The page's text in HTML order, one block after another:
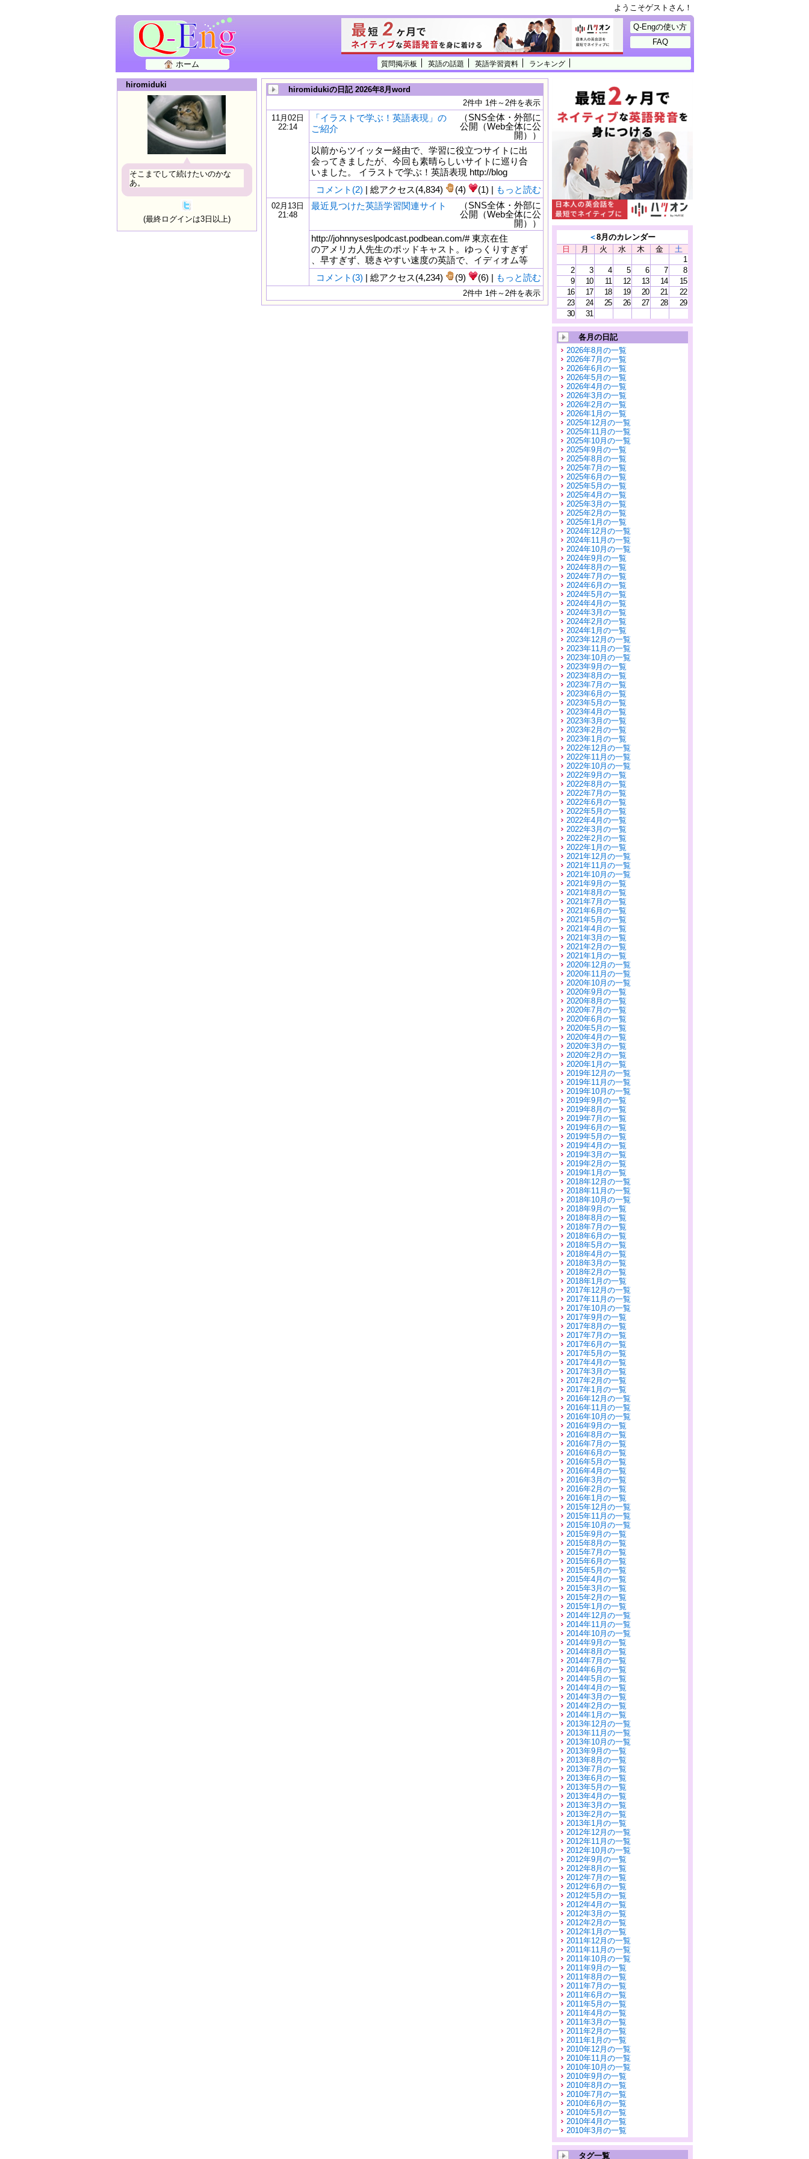
ようこそゲストさん！
質問掲示板 英語の話題 英語学習資料 ランキング
ホーム
Q-Engの使い方
FAQ
hiromiduki
そこまでして続けたいのかな
あ。
(最終ログインは3日以上)
hiromidukiの日記 2026年8月word
2件中 1件～2件を表示
11月02日
22:14
「イラストで学ぶ！英語表現」の
ご紹介
（SNS全体・外部に
公開（Web全体に公
開））
以前からツイッター経由で、学習に役立つサイトに出
会ってきましたが、今回も素晴らしいサイトに巡り合
いました。 イラストで学ぶ！英語表現 http://blog
コメント(2) | 総アクセス(4,834) (4) (1) | もっと読む
02月13日
21:48
最近見つけた英語学習関連サイト
（SNS全体・外部に
公開（Web全体に公
開））
http://johnnyseslpodcast.podbean.com/# 東京在住
のアメリカ人先生のポッドキャスト。ゆっくりすぎず
、早すぎず、聴きやすい速度の英語で、イディオム等
コメント(3) | 総アクセス(4,234) (9) (6) | もっと読む
2件中 1件～2件を表示
＜8月のカレンダー
日
月 火 水 木 金
土
1
2
3 4 5 6 7
8
9
10 11 12 13 14
15
16
17 18 19 20 21
22
23
24 25 26 27 28
29
30
31
各月の日記
2026年8月の一覧
2026年7月の一覧
2026年6月の一覧
2026年5月の一覧
2026年4月の一覧
2026年3月の一覧
2026年2月の一覧
2026年1月の一覧
2025年12月の一覧
2025年11月の一覧
2025年10月の一覧
2025年9月の一覧
2025年8月の一覧
2025年7月の一覧
2025年6月の一覧
2025年5月の一覧
2025年4月の一覧
2025年3月の一覧
2025年2月の一覧
2025年1月の一覧
2024年12月の一覧
2024年11月の一覧
2024年10月の一覧
2024年9月の一覧
2024年8月の一覧
2024年7月の一覧
2024年6月の一覧
2024年5月の一覧
2024年4月の一覧
2024年3月の一覧
2024年2月の一覧
2024年1月の一覧
2023年12月の一覧
2023年11月の一覧
2023年10月の一覧
2023年9月の一覧
2023年8月の一覧
2023年7月の一覧
2023年6月の一覧
2023年5月の一覧
2023年4月の一覧
2023年3月の一覧
2023年2月の一覧
2023年1月の一覧
2022年12月の一覧
2022年11月の一覧
2022年10月の一覧
2022年9月の一覧
2022年8月の一覧
2022年7月の一覧
2022年6月の一覧
2022年5月の一覧
2022年4月の一覧
2022年3月の一覧
2022年2月の一覧
2022年1月の一覧
2021年12月の一覧
2021年11月の一覧
2021年10月の一覧
2021年9月の一覧
2021年8月の一覧
2021年7月の一覧
2021年6月の一覧
2021年5月の一覧
2021年4月の一覧
2021年3月の一覧
2021年2月の一覧
2021年1月の一覧
2020年12月の一覧
2020年11月の一覧
2020年10月の一覧
2020年9月の一覧
2020年8月の一覧
2020年7月の一覧
2020年6月の一覧
2020年5月の一覧
2020年4月の一覧
2020年3月の一覧
2020年2月の一覧
2020年1月の一覧
2019年12月の一覧
2019年11月の一覧
2019年10月の一覧
2019年9月の一覧
2019年8月の一覧
2019年7月の一覧
2019年6月の一覧
2019年5月の一覧
2019年4月の一覧
2019年3月の一覧
2019年2月の一覧
2019年1月の一覧
2018年12月の一覧
2018年11月の一覧
2018年10月の一覧
2018年9月の一覧
2018年8月の一覧
2018年7月の一覧
2018年6月の一覧
2018年5月の一覧
2018年4月の一覧
2018年3月の一覧
2018年2月の一覧
2018年1月の一覧
2017年12月の一覧
2017年11月の一覧
2017年10月の一覧
2017年9月の一覧
2017年8月の一覧
2017年7月の一覧
2017年6月の一覧
2017年5月の一覧
2017年4月の一覧
2017年3月の一覧
2017年2月の一覧
2017年1月の一覧
2016年12月の一覧
2016年11月の一覧
2016年10月の一覧
2016年9月の一覧
2016年8月の一覧
2016年7月の一覧
2016年6月の一覧
2016年5月の一覧
2016年4月の一覧
2016年3月の一覧
2016年2月の一覧
2016年1月の一覧
2015年12月の一覧
2015年11月の一覧
2015年10月の一覧
2015年9月の一覧
2015年8月の一覧
2015年7月の一覧
2015年6月の一覧
2015年5月の一覧
2015年4月の一覧
2015年3月の一覧
2015年2月の一覧
2015年1月の一覧
2014年12月の一覧
2014年11月の一覧
2014年10月の一覧
2014年9月の一覧
2014年8月の一覧
2014年7月の一覧
2014年6月の一覧
2014年5月の一覧
2014年4月の一覧
2014年3月の一覧
2014年2月の一覧
2014年1月の一覧
2013年12月の一覧
2013年11月の一覧
2013年10月の一覧
2013年9月の一覧
2013年8月の一覧
2013年7月の一覧
2013年6月の一覧
2013年5月の一覧
2013年4月の一覧
2013年3月の一覧
2013年2月の一覧
2013年1月の一覧
2012年12月の一覧
2012年11月の一覧
2012年10月の一覧
2012年9月の一覧
2012年8月の一覧
2012年7月の一覧
2012年6月の一覧
2012年5月の一覧
2012年4月の一覧
2012年3月の一覧
2012年2月の一覧
2012年1月の一覧
2011年12月の一覧
2011年11月の一覧
2011年10月の一覧
2011年9月の一覧
2011年8月の一覧
2011年7月の一覧
2011年6月の一覧
2011年5月の一覧
2011年4月の一覧
2011年3月の一覧
2011年2月の一覧
2011年1月の一覧
2010年12月の一覧
2010年11月の一覧
2010年10月の一覧
2010年9月の一覧
2010年8月の一覧
2010年7月の一覧
2010年6月の一覧
2010年5月の一覧
2010年4月の一覧
2010年3月の一覧
タグ一覧